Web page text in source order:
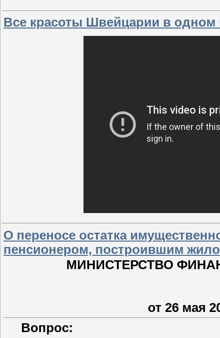
Все красоты Швейцарии в одном
О переносе остатка
пенсионером, построившим
МИНИСТЕРСТВО
от 26 мая
Вопрос: